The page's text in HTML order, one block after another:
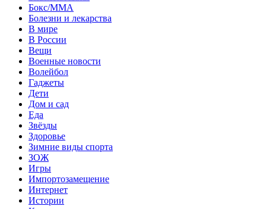
Бокс/MMA
Болезни и лекарства
В мире
В России
Вещи
Военные новости
Волейбол
Гаджеты
Дети
Дом и сад
Еда
Звёзды
Здоровье
Зимние виды спорта
ЗОЖ
Игры
Импортозамещение
Интернет
Истории